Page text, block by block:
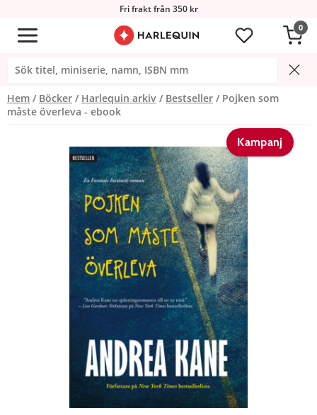
Fri frakt från 350 kr
0
Hem Böcker Harlequin arkiv Bestseller
Pojken som
måste överleva - ebook
Kampanj